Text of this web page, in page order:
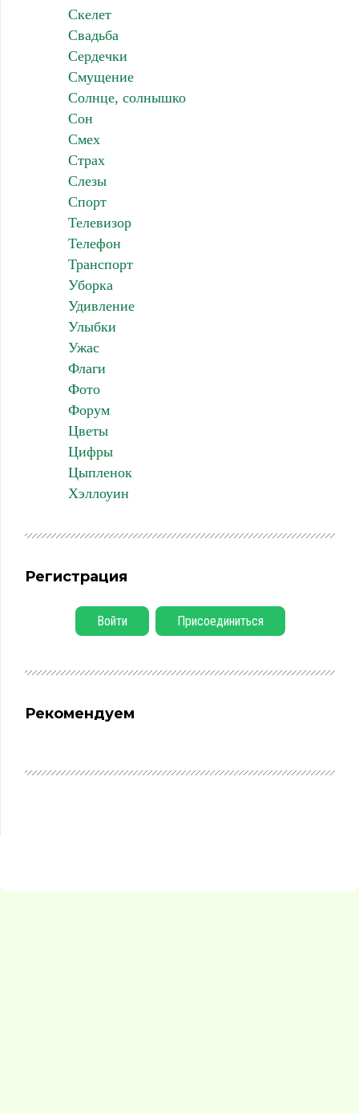
Скелет
Свадьба
Сердечки
Смущение
Солнце, солнышко
Сон
Смех
Страх
Слезы
Спорт
Телевизор
Телефон
Транспорт
Уборка
Удивление
Улыбки
Ужас
Флаги
Фото
Форум
Цветы
Цифры
Цыпленок
Хэллоуин
Регистрация
Войти Присоединиться
Рекомендуем